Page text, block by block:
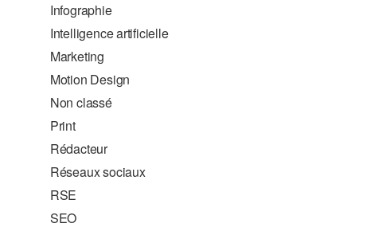
Infographie
Intelligence artificielle
Marketing
Motion Design
Non classé
Print
Rédacteur
Réseaux sociaux
RSE
SEO